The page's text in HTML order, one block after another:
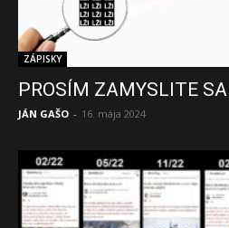
ZÁPISKY
PROSÍM ZAMYSLITE SA
JÁN GAŠO - 16. mája 2024